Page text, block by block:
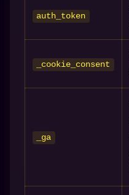
auth_token
_cookie_consent
_ga